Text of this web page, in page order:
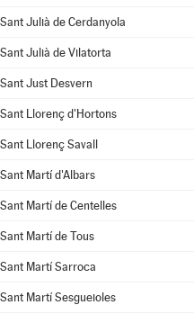
Sant Julià de Cerdanyola
Sant Julià de Vilatorta
Sant Just Desvern
Sant Llorenç d'Hortons
Sant Llorenç Savall
Sant Martí d'Albars
Sant Martí de Centelles
Sant Martí de Tous
Sant Martí Sarroca
Sant Martí Sesgueioles